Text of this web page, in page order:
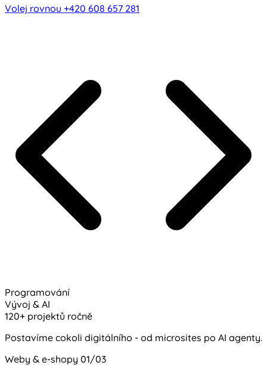
Volej rovnou +420 608 657 281
Programování
Vývoj & AI
120+ projektů ročně
Postavíme cokoli digitálního - od microsites po AI agenty.
Weby & e-shopy 01/03